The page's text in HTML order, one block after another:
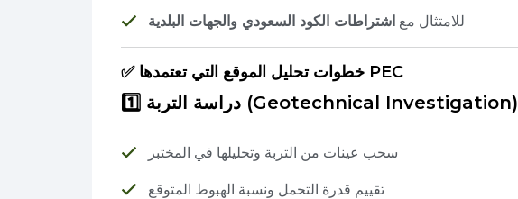
للامتثال مع اشتراطات الكود السعودي والجهات البلدية
✅ خطوات تحليل الموقع التي تعتمدها PEC
1️⃣ دراسة التربة (Geotechnical Investigation)
سحب عينات من التربة وتحليلها في المختبر
تقييم قدرة التحمل ونسبة الهبوط المتوقع